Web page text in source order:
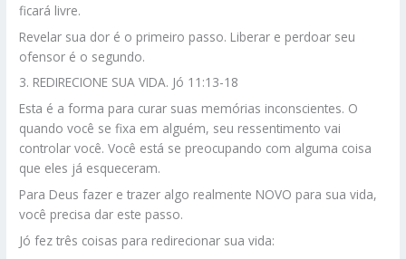
ficará livre.
Revelar sua dor é o primeiro passo. Liberar e perdoar seu
ofensor é o segundo.
3. REDIRECIONE SUA VIDA. Jó 11:13-18
Esta é a forma para curar suas memórias inconscientes. O
quando você se fixa em alguém, seu ressentimento vai
controlar você. Você está se preocupando com alguma coisa
que eles já esqueceram.
Para Deus fazer e trazer algo realmente NOVO para sua vida,
você precisa dar este passo.
Jó fez três coisas para redirecionar sua vida: